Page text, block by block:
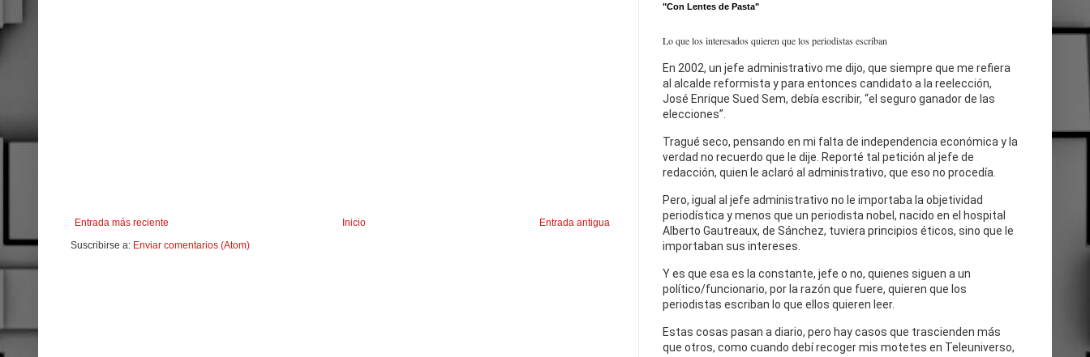
Entrada más reciente Entrada antigua
Inicio
Suscribirse a: Enviar comentarios (Atom)
"Con Lentes de Pasta"
Lo que los interesados quieren que los periodistas escriban
En 2002, un jefe administrativo me dijo, que siempre que me refiera
al alcalde reformista y para entonces candidato a la reelección,
José Enrique Sued Sem, debía escribir, “el seguro ganador de las
elecciones”.
Tragué seco, pensando en mi falta de independencia económica y la
verdad no recuerdo que le dije. Reporté tal petición al jefe de
redacción, quien le aclaró al administrativo, que eso no procedía.
Pero, igual al jefe administrativo no le importaba la objetividad
periodística y menos que un periodista nobel, nacido en el hospital
Alberto Gautreaux, de Sánchez, tuviera principios éticos, sino que le
importaban sus intereses.
Y es que esa es la constante, jefe o no, quienes siguen a un
político/funcionario, por la razón que fuere, quieren que los
periodistas escriban lo que ellos quieren leer.
Estas cosas pasan a diario, pero hay casos que trascienden más
que otros, como cuando debí recoger mis motetes en Teleuniverso,